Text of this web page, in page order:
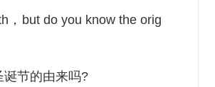
，but do you know the orig
诞节的由来吗?